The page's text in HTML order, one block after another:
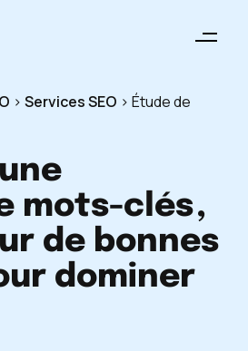
> Services SEO > Étude de
mots-clés,
de bonnes
dominer